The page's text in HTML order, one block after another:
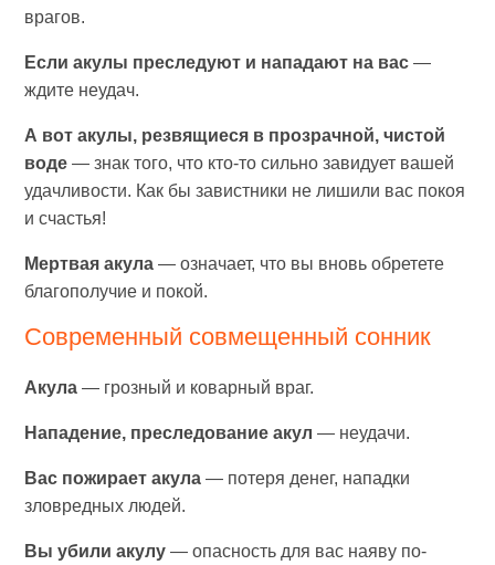
врагов.
Если акулы преследуют и нападают на вас —
ждите неудач.
А вот акулы, резвящиеся в прозрачной, чистой
воде — знак того, что кто-то сильно завидует вашей
удачливости. Как бы завистники не лишили вас покоя
и счастья!
Мертвая акула — означает, что вы вновь обретете
благополучие и покой.
Современный cовмещенный сонник
Акула — грозный и коварный враг.
Нападение, преследование акул — неудачи.
Вас пожирает акула — потеря денег, нападки
зловредных людей.
Вы убили акулу — опасность для вас наяву по-